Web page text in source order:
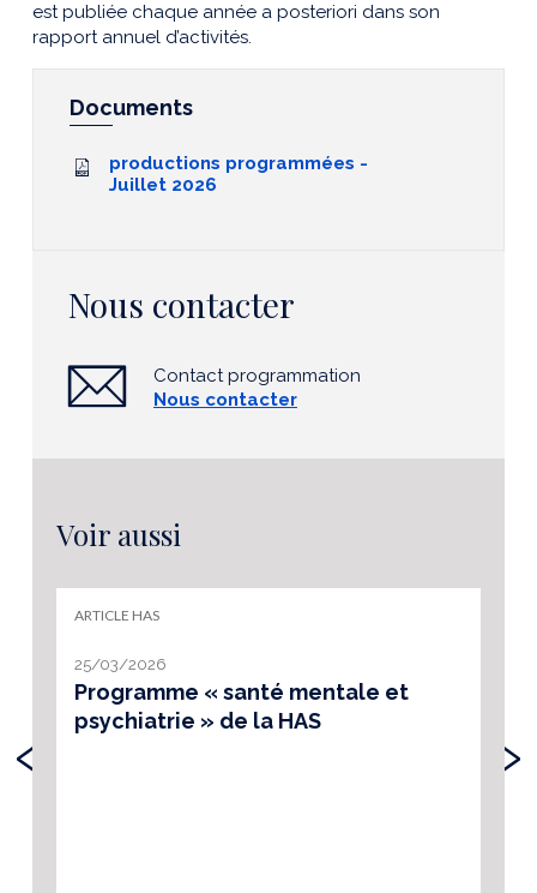
est publiée chaque année a posteriori dans son
rapport annuel d’activités.
Documents
productions programmées -
Juillet 2026
Nous contacter
Contact programmation
Nous contacter
Voir aussi
ARTICLE HAS
25/03/2026
Programme « santé mentale et
psychiatrie » de la HAS
‹ ›